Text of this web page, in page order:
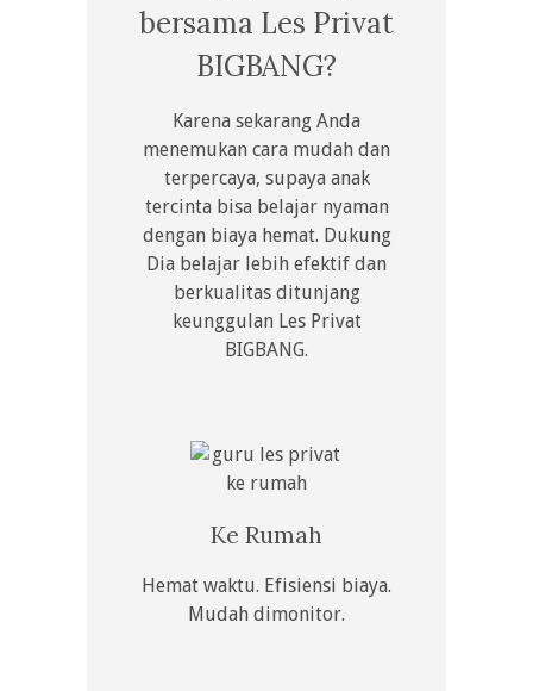
bersama Les Privat
BIGBANG?
Karena sekarang Anda
menemukan cara mudah dan
terpercaya, supaya anak
tercinta bisa belajar nyaman
dengan biaya hemat. Dukung
Dia belajar lebih efektif dan
berkualitas ditunjang
keunggulan Les Privat
BIGBANG.
Ke Rumah
Hemat waktu. Efisiensi biaya.
Mudah dimonitor.